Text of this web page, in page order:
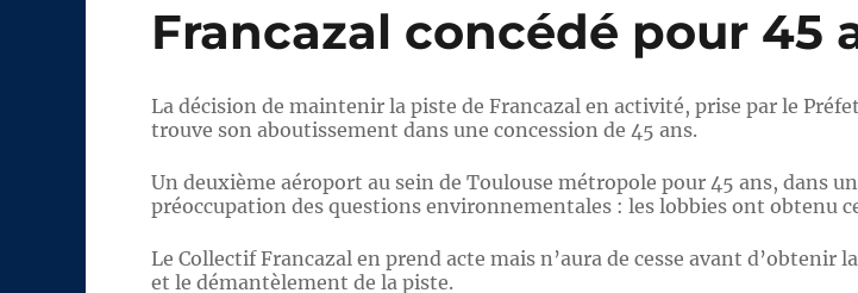
Francazal concédé pour 45
La décision de maintenir la piste de Francazal en activité, prise par le
trouve son aboutissement dans une concession de 45 ans.
Un deuxième aéroport au sein de Toulouse métropole pour 45 ans, dans
préoccupation des questions environnementales : les lobbies ont obtenu
Le Collectif Francazal en prend acte mais n’aura de cesse avant d’obtenir
et le démantèlement de la piste.